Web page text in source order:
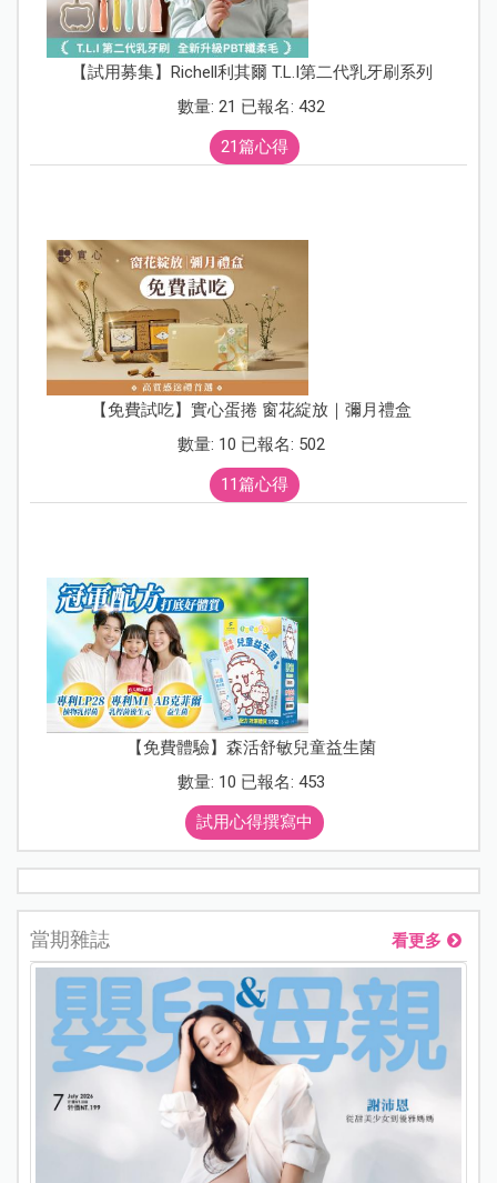
【試用募集】Richell利其爾 T.L.I第二代乳牙刷系列
數量: 21 已報名: 432
21篇心得
【免費試吃】實心蛋捲 窗花綻放｜彌月禮盒
數量: 10 已報名: 502
11篇心得
【免費體驗】森活舒敏兒童益生菌
數量: 10 已報名: 453
試用心得撰寫中
當期雜誌 看更多